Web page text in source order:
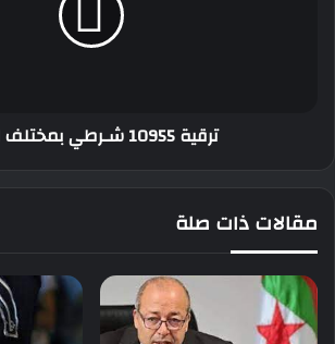
ترقية 10955 شـرطي بمختلف الرتب
مقالات ذات صلة